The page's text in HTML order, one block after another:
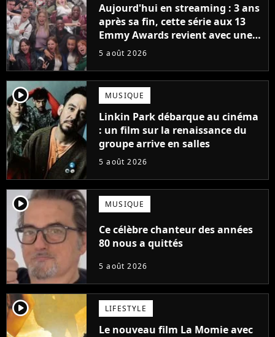
Aujourd'hui en streaming : 3 ans
après sa fin, cette série aux 13
Emmy Awards revient avec une
suite... totalement différente
5 août 2026
player2 MUSIQUE
Linkin Park débarque au cinéma
: un film sur la renaissance du
groupe arrive en salles
5 août 2026
player2 MUSIQUE
Ce célèbre chanteur des années
80 nous a quittés
5 août 2026
player2 LIFESTYLE
Le nouveau film La Momie avec